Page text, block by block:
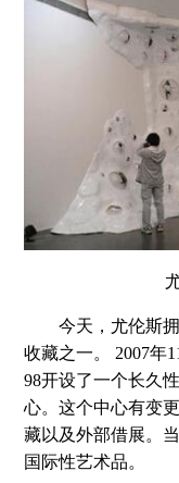
今天，尤伦斯拥
收藏之一。 2007年
98开设了一个长久
心。这个中心有变
藏以及外部借展。
国际性艺术品。